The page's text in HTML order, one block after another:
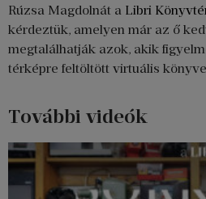
Rúzsa Magdolnát a Libri
kérdeztük, amelyen már az ő
megtalálhatják azok, akik
térképre feltöltött virtuális
További videók